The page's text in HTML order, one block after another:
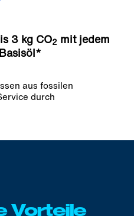
3 kg CO2 mit jedem
aus fossilen
durch
Vorteile